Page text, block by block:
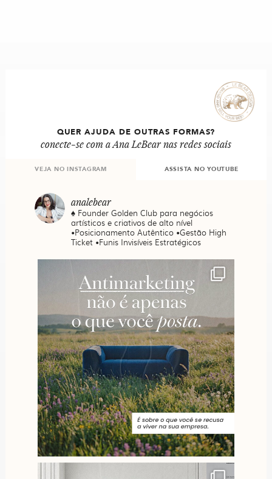
QUER AJUDA DE OUTRAS FORMAS?
conecte-se com a Ana LeBear nas redes sociais
VEJA NO INSTAGRAM ASSISTA NO YOUTUBE
analebear
♠️ Founder Golden Club para negócios
artísticos e criativos de alto nível
•Posicionamento Autêntico •Gestão High
Ticket •Funis Invisíveis Estratégicos